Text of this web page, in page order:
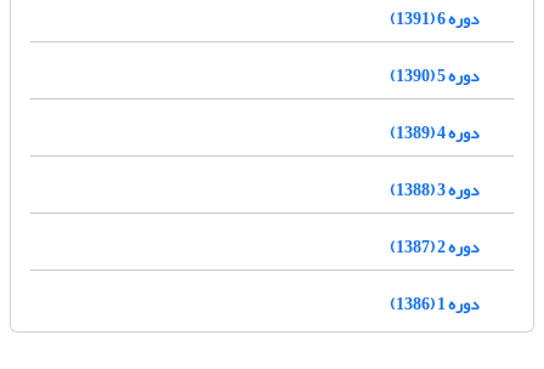
دوره 6 (1391)
دوره 5 (1390)
دوره 4 (1389)
دوره 3 (1388)
دوره 2 (1387)
دوره 1 (1386)